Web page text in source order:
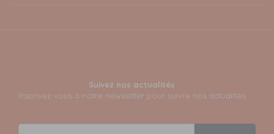
Suivez nos actualités
Inscrivez-vous à notre newsletter pour suivre nos actualités